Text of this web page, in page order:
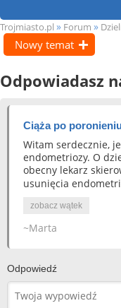
Trojmiasto.pl » Forum »
Nowy temat
Odpowiadasz
Ciąża po
Witam serdecznie,
endometriozy. O
obecny lekarz
usunięcia
zobacz wątek
~Marta
Odpowiedź